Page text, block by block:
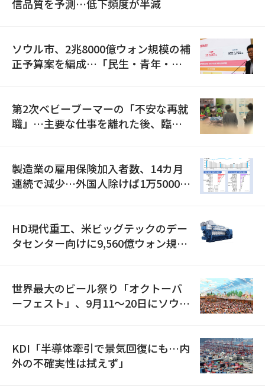
信品質を予測…低下頻度が半減
ソウル市、2兆8000億ウォン規模の補
正予算案を編成…「民生・青年・安
第2次ベビーブーマーの「不安な再就
職」…主要な仕事を離れた後、臨時
製造業の雇用保険加入者数、14カ月
連続で減少…外国人除けば1万5000人
HD現代重工、米ビッグテックのデー
タセンター向けに9,560億ウォン規模
世界最大のビール祭り「オクトーバ
ーフェスト」、9月11〜20日にソウル
KDI「半導体牽引で景気回復にも…内
外の不確実性は拭えず」